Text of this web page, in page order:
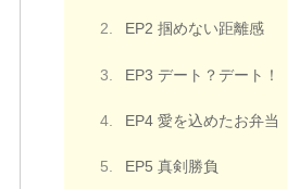
EP2 掴めない距離感
EP3 デート？デート！
EP4 愛を込めたお弁当
EP5 真剣勝負